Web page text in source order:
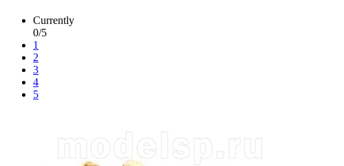
Currently
0/5
1
2
3
4
5